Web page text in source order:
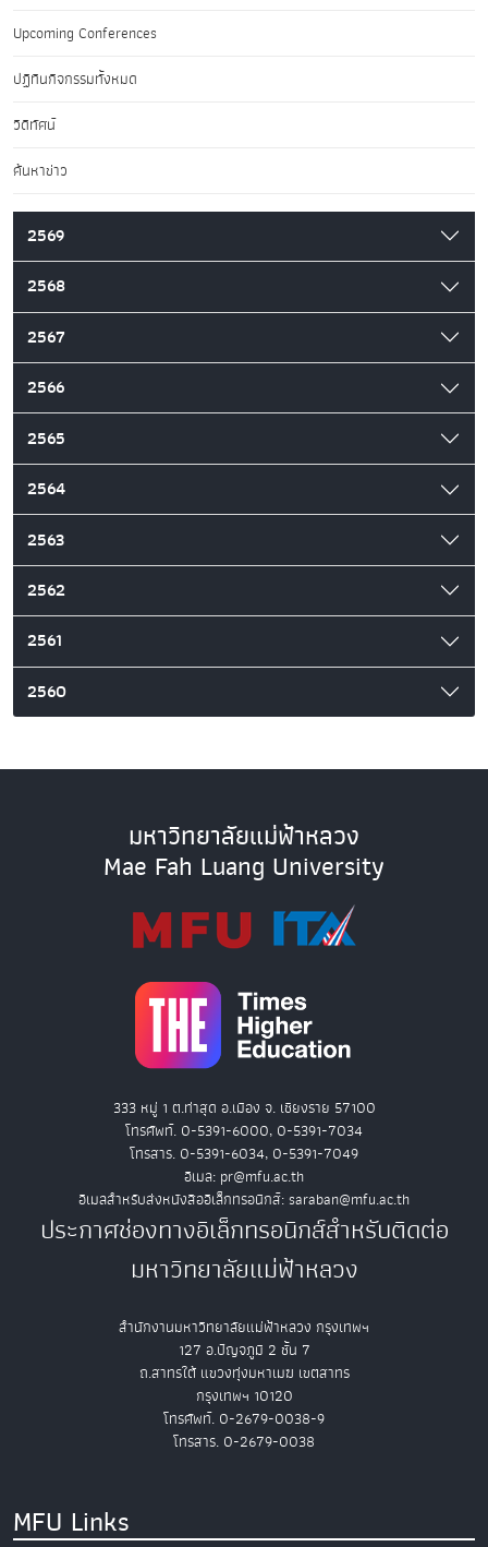
Upcoming Conferences
ปฏิทินกิจกรรมทั้งหมด
วิดีทัศน์
ค้นหาข่าว
2569
2568
2567
2566
2565
2564
2563
2562
2561
2560
มหาวิทยาลัยแม่ฟ้าหลวง
Mae Fah Luang University
333 หมู่ 1 ต.ท่าสุด อ.เมือง จ. เชียงราย 57100
โทรศัพท์. 0-5391-6000, 0-5391-7034
โทรสาร. 0-5391-6034, 0-5391-7049
อีเมล: pr@mfu.ac.th
อีเมลสำหรับส่งหนังสืออิเล็กทรอนิกส์: saraban@mfu.ac.th
ประกาศช่องทางอิเล็กทรอนิกส์สำหรับติดต่อ
มหาวิทยาลัยแม่ฟ้าหลวง
สำนักงานมหาวิทยาลัยแม่ฟ้าหลวง กรุงเทพฯ
127 อ.ปัญจภูมิ 2 ชั้น 7
ถ.สาทรใต้ แขวงทุ่งมหาเมฆ เขตสาทร
กรุงเทพฯ 10120
โทรศัพท์. 0-2679-0038-9
โทรสาร. 0-2679-0038
MFU Links